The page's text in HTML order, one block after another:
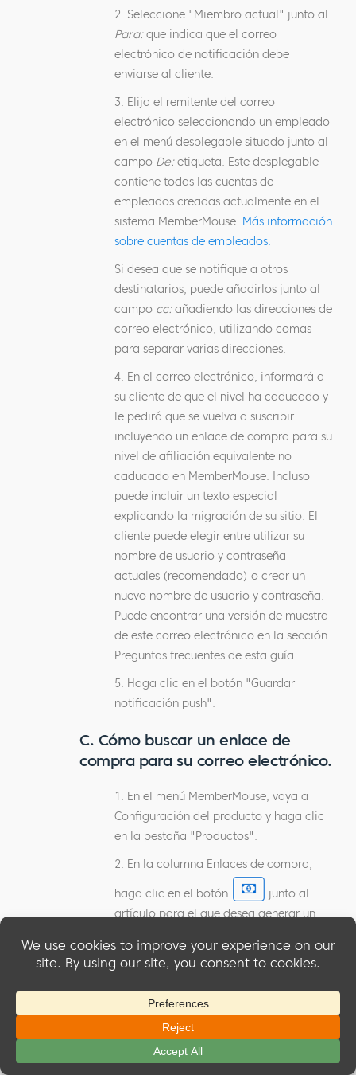
2. Seleccione "Miembro actual" junto al
Para:que indica que el correo
electrónico de notificación debe
enviarse al cliente.
3. Elija el remitente del correo
electrónico seleccionando un empleado
en el menú desplegable situado junto al
campo De:etiqueta. Este desplegable
contiene todas las cuentas de
empleados creadas actualmente en el
sistema MemberMouse. Más información
sobre cuentas de empleados.
Si desea que se notifique a otros
destinatarios, puede añadirlos junto al
campo cc:añadiendo las direcciones de
correo electrónico, utilizando comas
para separar varias direcciones.
4. En el correo electrónico, informará a
su cliente de que el nivel ha caducado y
le pedirá que se vuelva a suscribir
incluyendo un enlace de compra para su
nivel de afiliación equivalente no
caducado en MemberMouse. Incluso
puede incluir un texto especial
explicando la migración de su sitio. El
cliente puede elegir entre utilizar su
nombre de usuario y contraseña
actuales (recomendado) o crear un
nuevo nombre de usuario y contraseña.
Puede encontrar una versión de muestra
de este correo electrónico en la sección
Preguntas frecuentes de esta guía.
5. Haga clic en el botón "Guardar
notificación push".
C. Cómo buscar un enlace de
compra para su correo electrónico.
1. En el menú MemberMouse, vaya a
Configuración del producto y haga clic
en la pestaña "Productos".
2. En la columna Enlaces de compra,
haga clic en el botón
junto al
artículo para el que desea generar un
3. Aparecerá el siguiente cuadro de